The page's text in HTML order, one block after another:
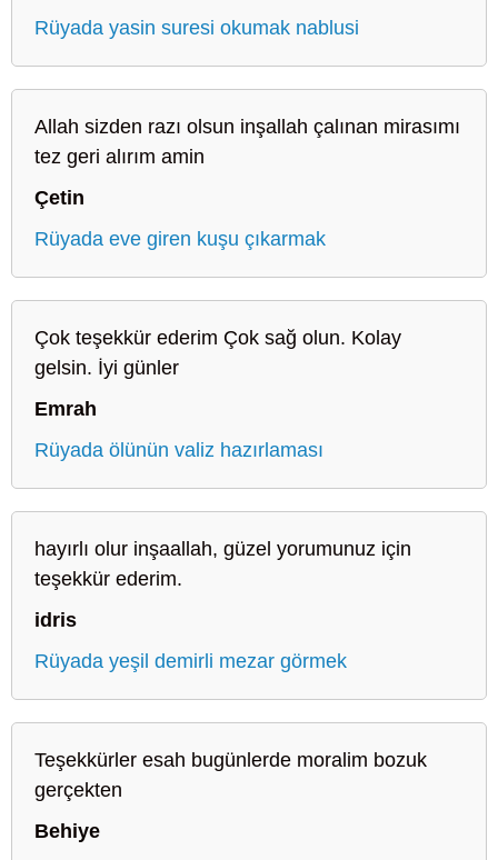
Rüyada yasin suresi okumak nablusi
Allah sizden razı olsun inşallah çalınan mirasımı
tez geri alırım amin
Çetin
Rüyada eve giren kuşu çıkarmak
Çok teşekkür ederim Çok sağ olun. Kolay
gelsin. İyi günler
Emrah
Rüyada ölünün valiz hazırlaması
hayırlı olur inşaallah, güzel yorumunuz için
teşekkür ederim.
idris
Rüyada yeşil demirli mezar görmek
Teşekkürler esah bugünlerde moralim bozuk
gerçekten
Behiye